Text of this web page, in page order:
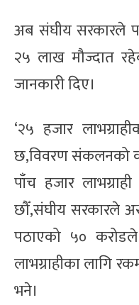
अब संघीय सरकारले
२५ लाख मौज्दात
जानकारी दिए।
‘२५ हजार
छ,विवरण संकलनको
पाँच हजार
छौँ,संघीय सरकारले
पठाएको ५०
लाभग्राहीका लागि
भने।